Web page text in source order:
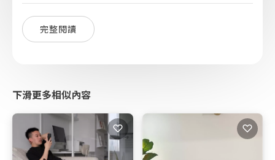
完整閱讀
下滑更多相似內容
♡ ♡